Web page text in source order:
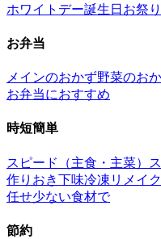
ホワイトデー誕生日 お祭り
お弁当
メインのおかず野菜のお
お弁当におすすめ
時短簡単
スピード（主食・主菜）
作りおき下味冷凍 リメイク
任せ少ない食材で
節約